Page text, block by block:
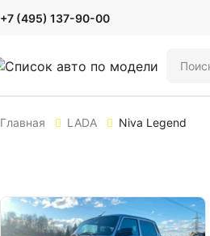
+7 (495) 137-90-00
Главная LADA Niva Legend